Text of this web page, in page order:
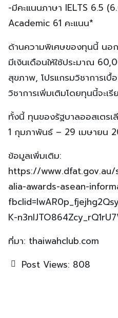
-มีคะแนนภาษา IELTS 6.5
Academic 61 คะแนน*
ด้านความพิเศษของทุนนี้ นอ
มีเงินเดือนให้ใช้ประมาณ
สุขภาพ, โปรแกรมวิชาการเ
วิชาการเพิ่มเติมโดยทุนนี้จะเ
ทั้งนี้ ทุนของรัฐบาลออสเตร
1 กุมภาพันธ์ – 29 เมษายน
ข้อมูลเพิ่มเติม:
https://
alia-awards-asean-
K-
ที่มา: thaiwahclub.com
Post Views: 808